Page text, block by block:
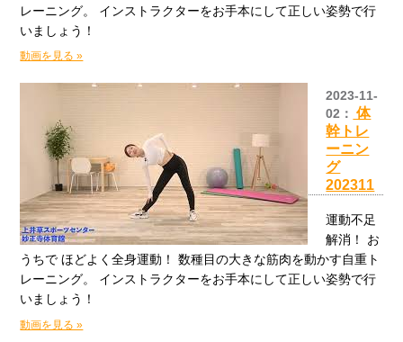
レーニング。 インストラクターをお手本にして正しい姿勢で行
いましょう！
動画を見る »
2023-11-
02： 体
幹トレ
ーニン
グ
202311
運動不足
解消！ お
うちで ほどよく全身運動！ 数種目の大きな筋肉を動かす自重ト
レーニング。 インストラクターをお手本にして正しい姿勢で行
いましょう！
動画を見る »